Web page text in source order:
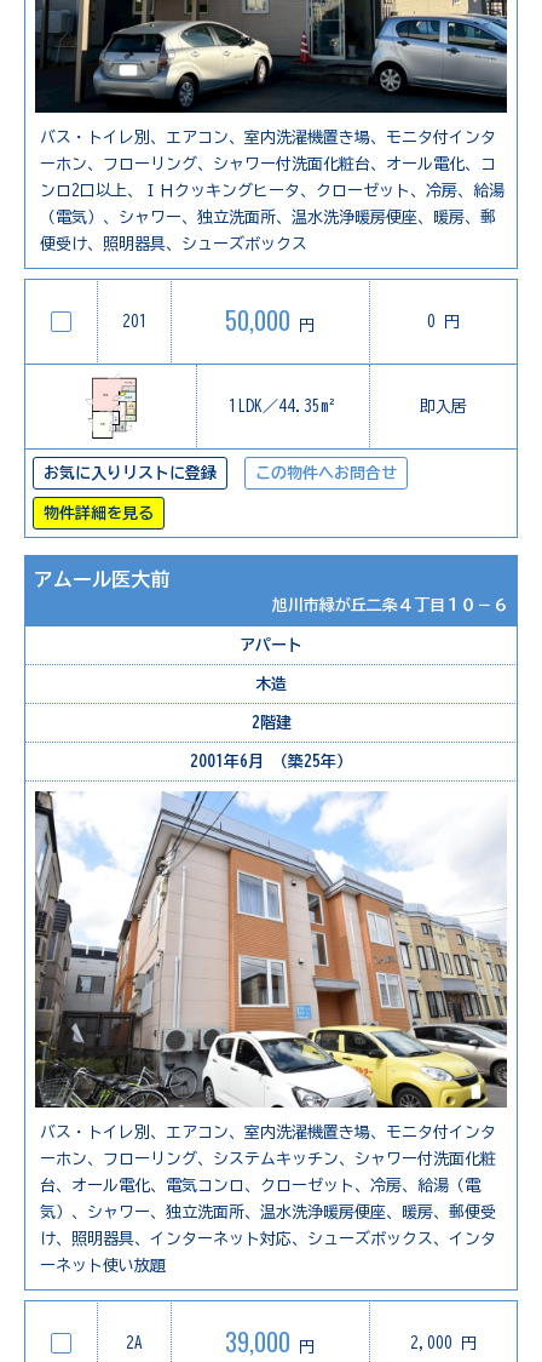
バス・トイレ別、エアコン、室内洗濯機置き場、モニタ付インタ
ーホン、フローリング、シャワー付洗面化粧台、オール電化、コ
ンロ2口以上、ＩＨクッキングヒータ、クローゼット、冷房、給湯
（電気）、シャワー、独立洗面所、温水洗浄暖房便座、暖房、郵
便受け、照明器具、シューズボックス
201 50,000 円 0 円
1LDK／44.35m² 即入居
お気に入りリストに登録 この物件へお問合せ
物件詳細を見る
アムール医大前
旭川市緑が丘二条４丁目１０－６
アパート
木造
2階建
2001年6月 （築25年）
バス・トイレ別、エアコン、室内洗濯機置き場、モニタ付インタ
ーホン、フローリング、システムキッチン、シャワー付洗面化粧
台、オール電化、電気コンロ、クローゼット、冷房、給湯（電
気）、シャワー、独立洗面所、温水洗浄暖房便座、暖房、郵便受
け、照明器具、インターネット対応、シューズボックス、インタ
ーネット使い放題
2A 39,000 円 2,000 円